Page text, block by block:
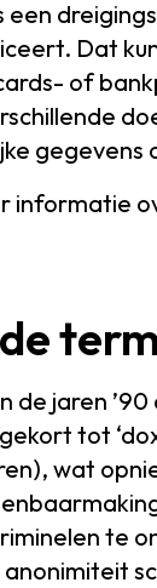
een
Dat
of
gegevens
informatie
de jaren
tot
wat
te